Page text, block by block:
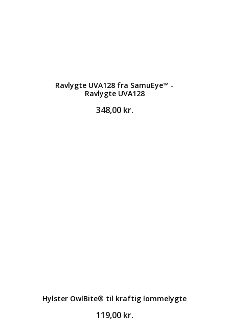
Ravlygte UVA128 fra SamuEye™ -
Ravlygte UVA128
348,00 kr.
Hylster OwlBite® til kraftig lommelygte
119,00 kr.